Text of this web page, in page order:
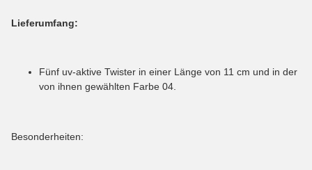
Lieferumfang:
Fünf uv-aktive Twister in einer Länge von 11 cm und in der
von ihnen gewählten Farbe 04.
Besonderheiten: